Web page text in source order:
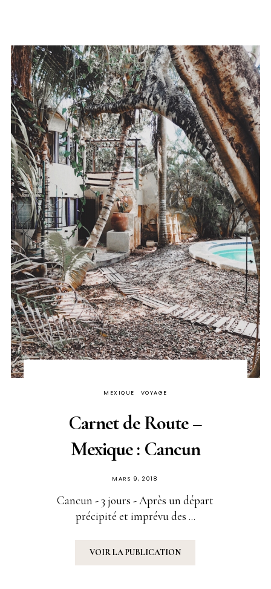
MEXIQUE VOYAGE
Carnet de Route –
Mexique : Cancun
PUBLIÉ
MARS 9, 2018
Cancun - 3 jours - Après un départ
précipité et imprévu des ...
VOIR LA PUBLICATION